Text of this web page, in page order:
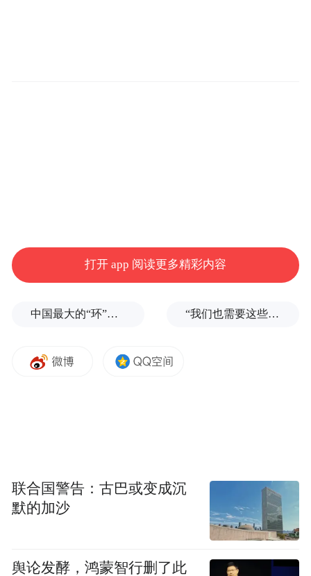
前状况平稳。
目前，鲁尼需要重新接受透析治疗，但她在
研究的机会。
Notice: The content above (including the videos,
pictures and audios if any) is uploaded and posted
by the user of Dafeng Hao, which is a social media
platform and merely provides information storage
打开 app 阅读更多精彩内容
中国最大的“环”，要来了 “我们也需要这些导弹啊”，特朗普公开拒绝泽连斯基！
联合国警告：古巴或变成沉
默的加沙
舆论发酵，鸿蒙智行删了此